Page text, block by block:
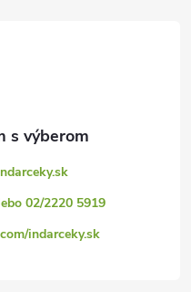
02/2220 5919
indarceky.sk